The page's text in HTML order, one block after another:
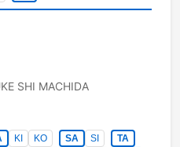
SHI MACHIDA
KI KO SA SI
TA